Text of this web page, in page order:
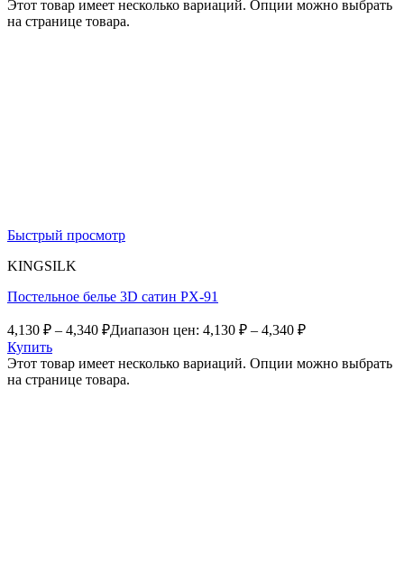
Этот товар имеет несколько вариаций. Опции можно выбрать
на странице товара.
Быстрый просмотр
KINGSILK
Постельное белье 3D сатин PX-91
4,130 ₽ – 4,340 ₽Диапазон цен: 4,130 ₽ – 4,340 ₽
Купить
Этот товар имеет несколько вариаций. Опции можно выбрать
на странице товара.